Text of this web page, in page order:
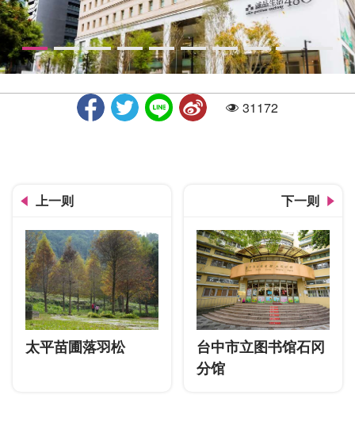
人气31172
上一则
太平苗圃落羽松
下一则
台中市立图书馆石冈
分馆